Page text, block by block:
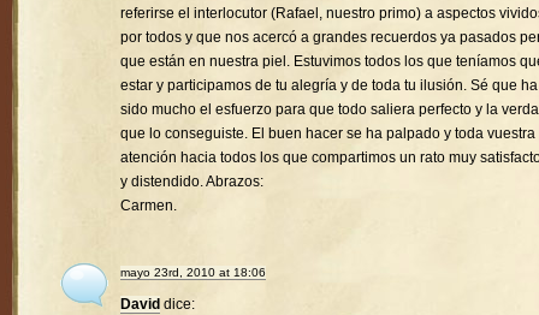
referirse el interlocutor (Rafael, nuestro primo) a aspectos
por todos y que nos acercó a grandes recuerdos ya pasados
que están en nuestra piel. Estuvimos todos los que teníamos
estar y participamos de tu alegría y de toda tu ilusión. Sé que ha
sido mucho el esfuerzo para que todo saliera perfecto y la
que lo conseguiste. El buen hacer se ha palpado y toda vuestra
atención hacia todos los que compartimos un rato muy
y distendido. Abrazos:
Carmen.
mayo 23rd, 2010 at 18:06
David dice: